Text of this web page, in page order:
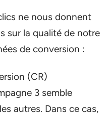
ne nous donnent
sur la qualité de notre
de conversion :
(CR)
3 semble
autres. Dans ce cas,